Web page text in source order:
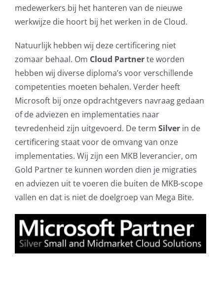
medewerkers bij het hanteren van de nieuwe
werkwijze die hoort bij het werken in de Cloud.
Natuurlijk hebben wij deze certificering niet
zomaar behaal. Om Cloud Partnerte worden
hebben wij diverse diploma’s voor verschillende
competenties moeten behalen. Verder heeft
Microsoft bij onze opdrachtgevers navraag gedaan
of de adviezen en implementaties naar
tevredenheid zijn uitgevoerd. De term Silverin de
certificering staat voor de omvang van onze
implementaties. Wij zijn een MKB leverancier, om
Gold Partner te kunnen worden dien je migraties
en adviezen uit te voeren die buiten de MKB-scope
vallen en dat is niet de doelgroep van Mega Bite.